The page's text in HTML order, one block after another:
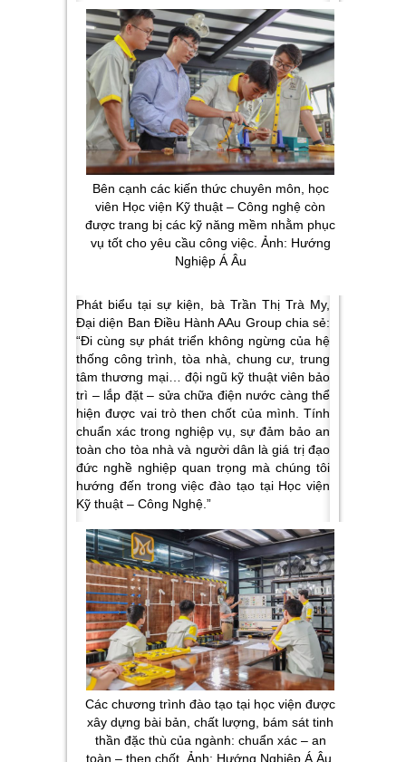
Bên cạnh các kiến thức chuyên môn, học
viên Học viện Kỹ thuật – Công nghệ còn
được trang bị các kỹ năng mềm nhằm phục
vụ tốt cho yêu cầu công việc. Ảnh: Hướng
Nghiệp Á Âu
Phát biểu tại sự kiện, bà Trần Thị Trà My,
Đại diện Ban Điều Hành AAu Group chia sẻ:
“Đi cùng sự phát triển không ngừng của hệ
thống công trình, tòa nhà, chung cư, trung
tâm thương mại… đội ngũ kỹ thuật viên bảo
trì – lắp đặt – sửa chữa điện nước càng thể
hiện được vai trò then chốt của mình. Tính
chuẩn xác trong nghiệp vụ, sự đảm bảo an
toàn cho tòa nhà và người dân là giá trị đạo
đức nghề nghiệp quan trọng mà chúng tôi
hướng đến trong việc đào tạo tại Học viện
Kỹ thuật – Công Nghệ.”
Các chương trình đào tạo tại học viện được
xây dựng bài bản, chất lượng, bám sát tinh
thần đặc thù của ngành: chuẩn xác – an
toàn – then chốt. Ảnh: Hướng Nghiệp Á Âu.